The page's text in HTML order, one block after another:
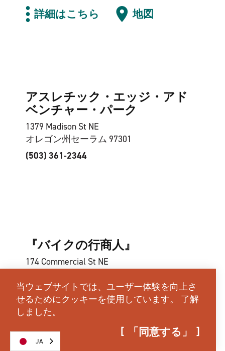
詳細はこちら
地図
アスレチック・エッジ・アド
ベンチャー・パーク
1379 Madison St NE
オレゴン州セーラム 97301
(503) 361-2344
『バイクの行商人』
174 Commercial St NE
(503) 399-7741
当ウェブサイトでは、ユーザー体験を向上さ
せるためにクッキーを使用しています。 了解
しました。
「同意する」
JA